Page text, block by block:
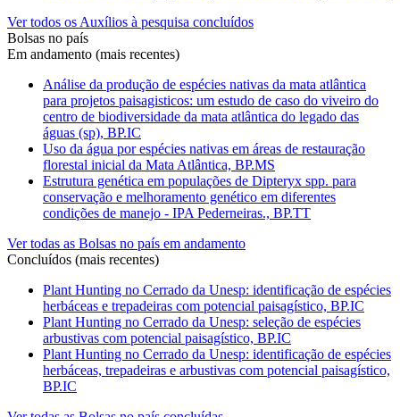
Ver todos os Auxílios à pesquisa concluídos
Bolsas no país
Em andamento (mais recentes)
Análise da produção de espécies nativas da mata atlântica
para projetos paisagisticos: um estudo de caso do viveiro do
centro de biodiversidade da mata atlântica do legado das
águas (sp), BP.IC
Uso da água por espécies nativas em áreas de restauração
florestal inicial da Mata Atlântica, BP.MS
Estrutura genética em populações de Dipteryx spp. para
conservação e melhoramento genético em diferentes
condições de manejo - IPA Pederneiras., BP.TT
Ver todas as Bolsas no país em andamento
Concluídos (mais recentes)
Plant Hunting no Cerrado da Unesp: identificação de espécies
herbáceas e trepadeiras com potencial paisagístico, BP.IC
Plant Hunting no Cerrado da Unesp: seleção de espécies
arbustivas com potencial paisagístico, BP.IC
Plant Hunting no Cerrado da Unesp: identificação de espécies
herbáceas, trepadeiras e arbustivas com potencial paisagístico,
BP.IC